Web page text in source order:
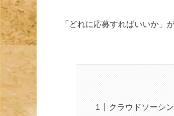
「どれに応募すればいいか」
クラウドソーシ